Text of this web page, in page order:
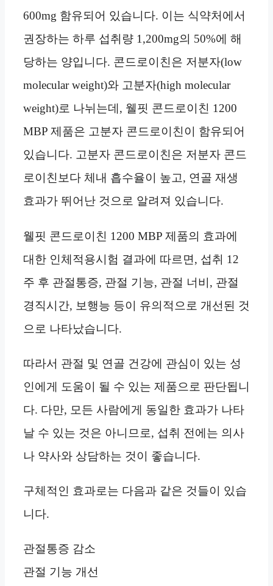
600mg 함유되어 있습니다. 이는 식약처에서
권장하는 하루 섭취량 1,200mg의 50%에 해
당하는 양입니다. 콘드로이친은 저분자(low
molecular weight)와 고분자(high molecular
weight)로 나뉘는데, 웰핏 콘드로이친 1200
MBP 제품은 고분자 콘드로이친이 함유되어
있습니다. 고분자 콘드로이친은 저분자 콘드
로이친보다 체내 흡수율이 높고, 연골 재생
효과가 뛰어난 것으로 알려져 있습니다.
웰핏 콘드로이친 1200 MBP 제품의 효과에
대한 인체적용시험 결과에 따르면, 섭취 12
주 후 관절통증, 관절 기능, 관절 너비, 관절
경직시간, 보행능 등이 유의적으로 개선된 것
으로 나타났습니다.
따라서 관절 및 연골 건강에 관심이 있는 성
인에게 도움이 될 수 있는 제품으로 판단됩니
다. 다만, 모든 사람에게 동일한 효과가 나타
날 수 있는 것은 아니므로, 섭취 전에는 의사
나 약사와 상담하는 것이 좋습니다.
구체적인 효과로는 다음과 같은 것들이 있습
니다.
관절통증 감소
관절 기능 개선